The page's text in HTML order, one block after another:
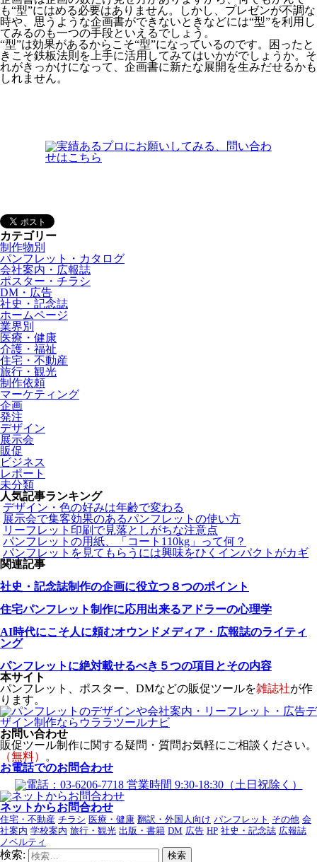
も“型”にはめる必要はありません。しかし、 プレゼンが不調な
時や、思うような企画書ができないときなどには“型”を利用し
てみるのも一つの手段といえるでしょう。
“型”は効果があるからこそ“型”になっているのです。困ったと
きこそ鉄板法則を上手に活用してみてはいかがでしょうか。そ
れがきっかけになって、企画書に新たな展開を生みだせるかも
しれません。
カテゴリー
制作物別
パンフレット・カタログ
会社案内・広報誌
ポスター・チラシ
DM・広告
社史・記念誌
ホームページ
業界別
医療・健康
介護・福祉
住宅・不動産
旅行・観光
制作依頼
マーケティング
企画
発注
デザイン
展示会
販促
ビジネス
レポート
未分類
人気記事ランキング
デザイン・色の好みは年齢で変わる
展示会で集客効果のあるパンフレットの使い方
リーフレット印刷で見落としがちな注意点
パンフレットの用紙、「コート110kg」って何？
パンフレットを見てもらうには興味をひくインパクトがカギ
関連記事
社史・記念誌制作の企画に役立つ８つのポイント
住宅パンフレット制作に応用出来るアドラーの心理学
AI時代にこそ人に頼むオウンドメディア・広報誌のライティ
ング
パンフレットに絶対載せるべき５つの項目とその内容
本サイト
パンフレット、ポスター、DMなどの販促ツールを雑誌社が作
ります。
お問い合わせ
販促ツール制作に関する疑問・質問お気軽にご相談ください。
（無料）
。
お電話でのお問合わせ
ネットからお問合わせ
住宅・不動産 チラシ 医療・健康 翻訳・外国人向け パンフレット その他 会
社案内 学校案内 旅行・観光 出版・書籍 DM 広告 HP 社史・記念誌 広報誌
ノベルティ
検索: